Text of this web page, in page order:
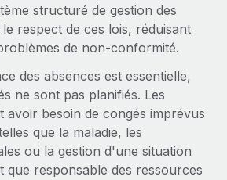
la conformité
de présélection des
vos opportunités de partenariat
et automatisations assistées par
et les talents
structuré de gestion des
respect de ces lois, réduisant
de non-conformité.
des absences est essentielle,
ne sont pas planifiés. Les
avoir besoin de congés imprévus
que la maladie, les
ou la gestion d'une situation
que responsable des ressources